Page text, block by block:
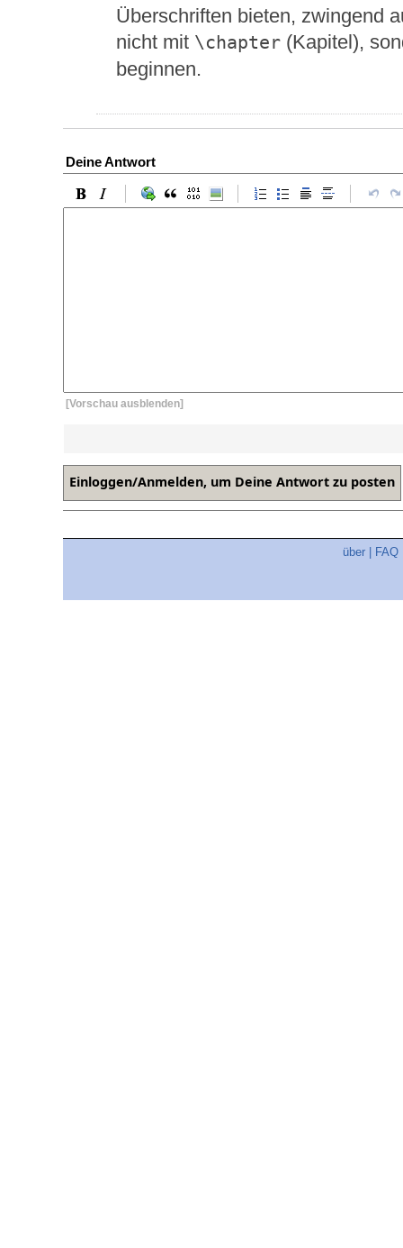
Überschriften bieten, zwingend
nicht mit \chapter (Kapitel),
beginnen.
Deine Antwort
[Vorschau ausblenden]
über FAQ